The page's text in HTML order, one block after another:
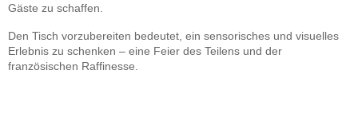
Gäste zu schaffen.
Den Tisch vorzubereiten bedeutet, ein sensorisches und visuelles
Erlebnis zu schenken – eine Feier des Teilens und der
französischen Raffinesse.